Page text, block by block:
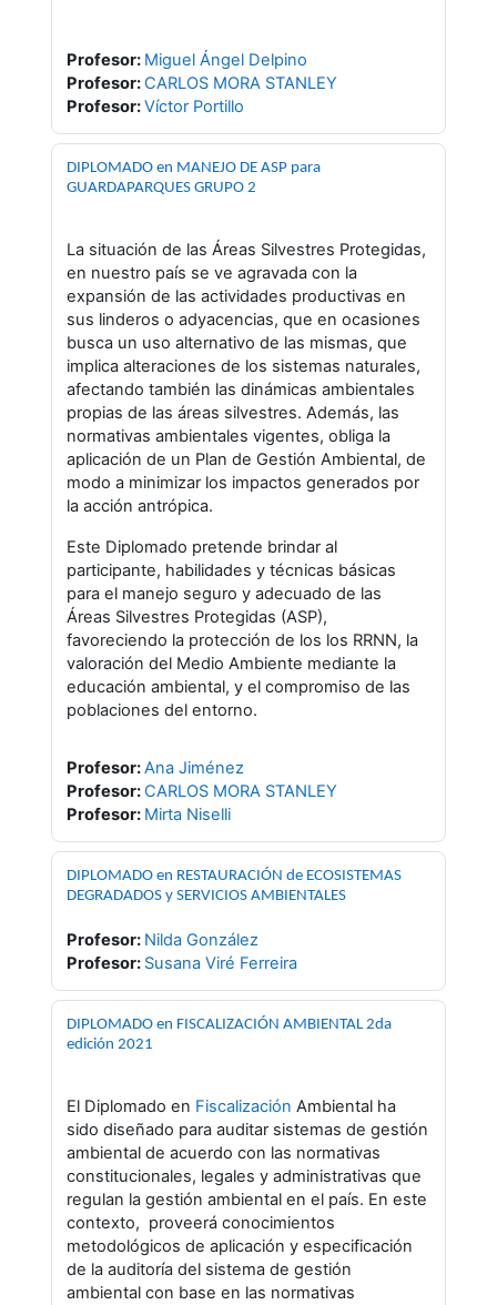
Profesor: Miguel Ángel Delpino
Profesor:CARLOS MORA STANLEY
Profesor:Víctor Portillo
DIPLOMADO en MANEJO DE ASP para
GUARDAPARQUES GRUPO 2
La situación de las Áreas Silvestres Protegidas,
en nuestro país se ve agravada con la
expansión de las actividades productivas en
sus linderos o adyacencias, que en ocasiones
busca un uso alternativo de las mismas, que
implica alteraciones de los sistemas naturales,
afectando también las dinámicas ambientales
propias de las áreas silvestres. Además, las
normativas ambientales vigentes, obliga la
aplicación de un Plan de Gestión Ambiental, de
modo a minimizar los impactos generados por
la acción antrópica.
Este Diplomado pretende brindar al
participante, habilidades y técnicas básicas
para el manejo seguro y adecuado de las
Áreas Silvestres Protegidas (ASP),
favoreciendo la protección de los los RRNN, la
valoración del Medio Ambiente mediante la
educación ambiental, y el compromiso de las
poblaciones del entorno.
Profesor:Ana Jiménez
Profesor:CARLOS MORA STANLEY
Profesor: Mirta Niselli
DIPLOMADO en RESTAURACIÓN de ECOSISTEMAS
DEGRADADOS y SERVICIOS AMBIENTALES
Profesor: Nilda González
Profesor: Susana Viré Ferreira
DIPLOMADO en FISCALIZACIÓN AMBIENTAL 2da
edición 2021
El Diplomado en Fiscalización Ambiental ha
sido diseñado para auditar sistemas de gestión
ambiental de acuerdo con las normativas
constitucionales, legales y administrativas que
regulan la gestión ambiental en el país. En este
contexto, proveerá conocimientos
metodológicos de aplicación y especificación
de la auditoría del sistema de gestión
ambiental con base en las normativas